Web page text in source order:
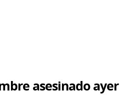
asesinado ayer